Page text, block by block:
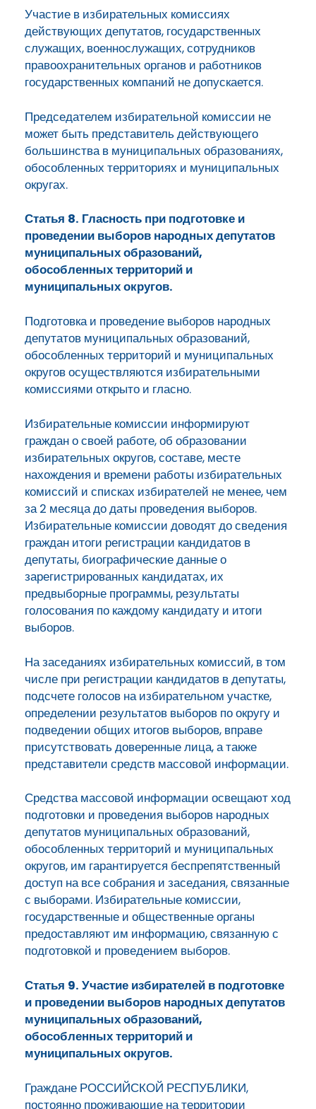
Участие в избирательных комиссиях
действующих депутатов, государственных
служащих, военнослужащих, сотрудников
правоохранительных органов и работников
государственных компаний не допускается.
Председателем избирательной комиссии не
может быть представитель действующего
большинства в муниципальных образованиях,
обособленных территориях и муниципальных
округах.
Статья 8. Гласность при подготовке и
проведении выборов народных депутатов
муниципальных образований,
обособленных территорий и
муниципальных округов.
Подготовка и проведение выборов народных
депутатов муниципальных образований,
обособленных территорий и муниципальных
округов осуществляются избирательными
комиссиями открыто и гласно.
Избирательные комиссии информируют
граждан о своей работе, об образовании
избирательных округов, составе, месте
нахождения и времени работы избирательных
комиссий и списках избирателей не менее, чем
за 2 месяца до даты проведения выборов.
Избирательные комиссии доводят до сведения
граждан итоги регистрации кандидатов в
депутаты, биографические данные о
зарегистрированных кандидатах, их
предвыборные программы, результаты
голосования по каждому кандидату и итоги
выборов.
На заседаниях избирательных комиссий, в том
числе при регистрации кандидатов в депутаты,
подсчете голосов на избирательном участке,
определении результатов выборов по округу и
подведении общих итогов выборов, вправе
присутствовать доверенные лица, а также
представители средств массовой информации.
Средства массовой информации освещают ход
подготовки и проведения выборов народных
депутатов муниципальных образований,
обособленных территорий и муниципальных
округов, им гарантируется беспрепятственный
доступ на все собрания и заседания, связанные
с выборами. Избирательные комиссии,
государственные и общественные органы
предоставляют им информацию, связанную с
подготовкой и проведением выборов.
Статья 9. Участие избирателей в подготовке
и проведении выборов народных депутатов
муниципальных образований,
обособленных территорий и
муниципальных округов.
Граждане РОССИЙСКОЙ РЕСПУБЛИКИ,
постоянно проживающие на территории